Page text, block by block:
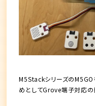
M5StackシリーズのM5GO
めとしてGrove端子対応の